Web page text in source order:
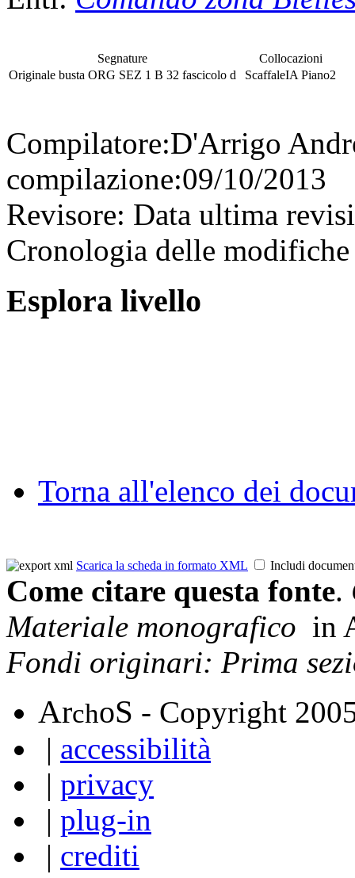
Segnature
Originale busta ORG SEZ 1 B 32 fascicolo d
Collocazioni
ScaffaleIA Piano2
Compilatore:D'Arrigo
compilazione:09/10/2013
Revisore: Data ultima
Cronologia delle
Esplora livello
Torna all'elenco dei
Scarica la scheda in formato XML Includi
Come citare questa fonte.
Materiale monografico in
Fondi originari: Prima
ArchoS - Copyright
| accessibilità
| privacy
| plug-in
| crediti